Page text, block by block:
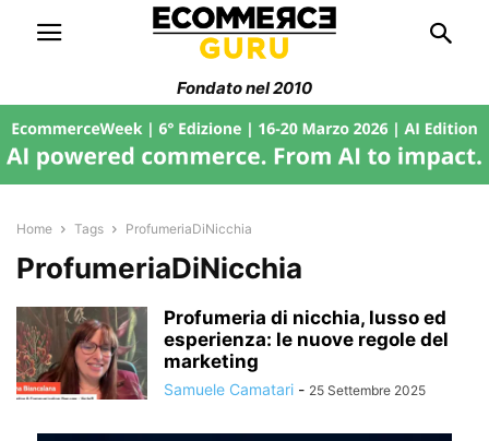
Fondato nel 2010
Home Tags ProfumeriaDiNicchia
ProfumeriaDiNicchia
Profumeria di nicchia, lusso ed
esperienza: le nuove regole del
marketing
Samuele Camatari - 25 Settembre 2025